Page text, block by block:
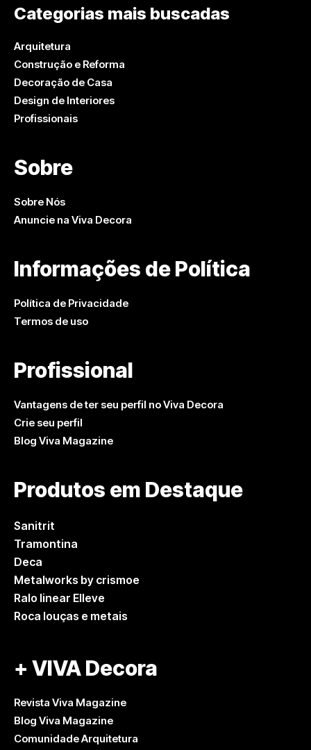
Categorias mais buscadas
Arquitetura
Construção e Reforma
Decoração de Casa
Design de Interiores
Profissionais
Sobre
Sobre Nós
Anuncie na Viva Decora
Informações de Política
Política de Privacidade
Termos de uso
Profissional
Vantagens de ter seu perfil no Viva Decora
Crie seu perfil
Blog Viva Magazine
Produtos em Destaque
Sanitrit
Tramontina
Deca
Metalworks by crismoe
Ralo linear Elleve
Roca louças e metais
+ VIVA Decora
Revista Viva Magazine
Blog Viva Magazine
Comunidade Arquitetura